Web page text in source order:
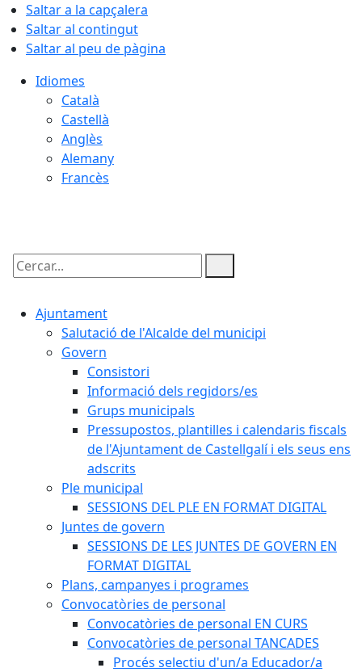
Saltar a la capçalera
Saltar al contingut
Saltar al peu de pàgina
Idiomes
Català
Castellà
Anglès
Alemany
Francès
Cercar:
Ajuntament
Salutació de l'Alcalde del municipi
Govern
Consistori
Informació dels regidors/es
Grups municipals
Pressupostos, plantilles i calendaris fiscals
de l'Ajuntament de Castellgalí i els seus ens
adscrits
Ple municipal
SESSIONS DEL PLE EN FORMAT DIGITAL
Juntes de govern
SESSIONS DE LES JUNTES DE GOVERN EN
FORMAT DIGITAL
Plans, campanyes i programes
Convocatòries de personal
Convocatòries de personal EN CURS
Convocatòries de personal TANCADES
Procés selectiu d'un/a Educador/a